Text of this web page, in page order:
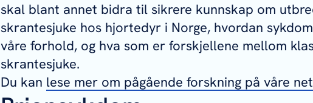
skal blant annet bidra til sikrere kunnskap om
skrantesjuke hos hjortedyr i Norge, hvordan
våre forhold, og hva som er forskjellene mellom
skrantesjuke.
Du kan lese mer om pågående forskning på våre